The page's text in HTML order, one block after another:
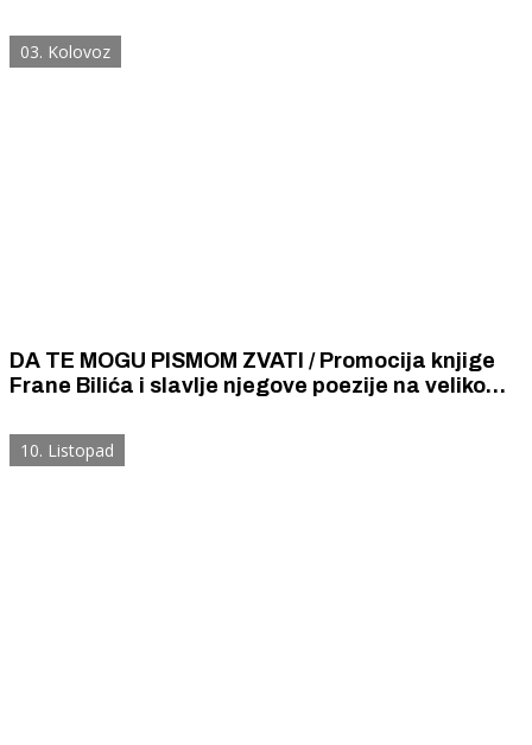
završenoj Školi krojenja i šivanja iz 1912. godine.
03. Kolovoz
DA TE MOGU PISMOM ZVATI / Promocija knjige
Frane Bilića i slavlje njegove poezije na velikom
10. Listopad